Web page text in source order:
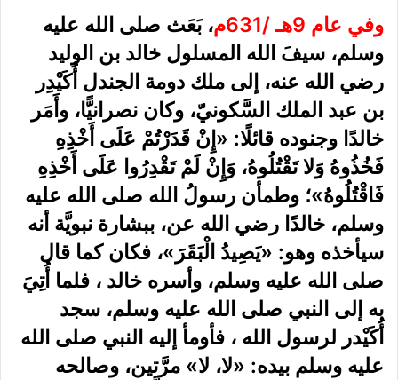
وفي عام 9هـ /631م
، بَعَث صلى الله عليه
وسلم، سيفَ الله المسلول خالد بن الوليد
رضي الله عنه، إلى ملك دومة الجندل أُكَيْدِر
بن عبد الملك السَّكونيّ، وكان نصرانيًّا، وأَمَر
خالدًا وجنوده قائلًا: «إِنْ قَدَرْتُمْ عَلَى أَخْذِهِ
فَخُذُوهُ وَلا تَقْتُلُوهُ، وَإِنْ لَمْ تَقْدِرُوا عَلَى أَخْذِهِ
فَاقْتُلُوهُ»؛ وطمأن رسولُ الله صلى الله عليه
وسلم، خالدًا رضي الله عن، ببشارة نبويَّة أنه
سيأخذه وهو: «يَصِيدُ الْبَقَرَ»، فكان كما قال
صلى الله عليه وسلم، وأسره خالد ، فلما أُتِيَ
به إلى النبي صلى الله عليه وسلم، سجد
أُكَيْدر لرسول الله ، فأومأ إليه النبي صلى الله
عليه وسلم بيده: «لا، لا» مرَّتين، وصالحه